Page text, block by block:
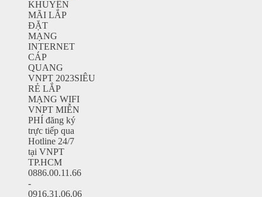
KHUYẾN
MÃI LẮP
ĐẶT
MẠNG
INTERNET
CÁP
QUANG
VNPT 2023SIÊU
RẺ LẮP
MẠNG WIFI
VNPT MIỄN
PHÍ đăng ký
trực tiếp qua
Hotline 24/7
tại VNPT
TP.HCM
0886.00.11.66
-
0916.31.06.06